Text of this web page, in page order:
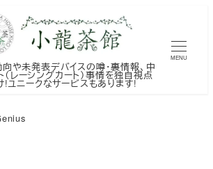
や未発表デバイスの噂・裏情報、中
（レーシングカート）事情を独自視点
!ユニークなサービスもあります!
MENU